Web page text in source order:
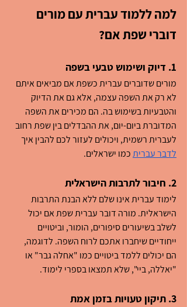
למה ללמוד עברית עם מורים
דוברי שפת אם?
1. דיוק ושימוש טבעי בשפה
מורים שדוברים עברית כשפת אם מביאים איתם
לא רק את השפה עצמה, אלא גם את הדיוק
והטבעיות בשימוש בה. הם מכירים את השפה
המדוברת ביום-יום, את ההבדלים בין שפת רחוב
לעברית רשמית, ויכולים לעזור לכם להבין איך
לדבר עברית כמו ישראלים.
2. חיבור לתרבות הישראלית
לימוד עברית אינו שלם ללא הבנת התרבות
הישראלית. מורה דובר עברית שפת אם יכול
לשלב בשיעורים סיפורים, הומור, וביטויים
ייחודיים שיחברו אתכם לרוח השפה. לדוגמה,
הם יכולים ללמד ביטויים כמו "אחלה גבר" או
"יאללה, ביי", שלא תמצאו בספרי לימוד.
3. תיקון טעויות בזמן אמת